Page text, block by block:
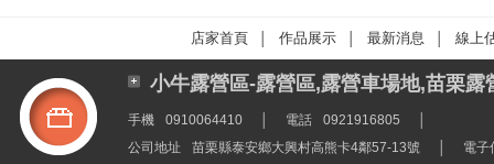
店家首頁 作品展示 最新消息 線上
小牛露營區-露營區,露營車場地,苗栗
手機 0910064410 電話 0921916805
公司地址
苗栗縣泰安鄉大興村高熊卡4鄰57-13號 電子